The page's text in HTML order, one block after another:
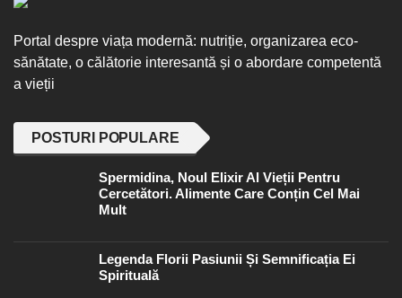
Portal despre viața modernă: nutriție, organizarea eco-
sănătate, o călătorie interesantă și o abordare competentă
a vieții
POSTURI POPULARE
Spermidina, Noul Elixir Al Vieții Pentru
Cercetători. Alimente Care Conțin Cel Mai
Mult
Legenda Florii Pasiunii Și Semnificația Ei
Spirituală